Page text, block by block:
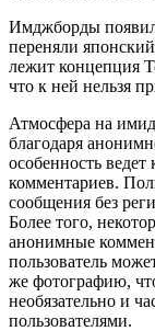
Имджборды
переняли
лежит концепция
что к ней нельзя
Атмосфера на
благодаря
особенность
комментариев.
сообщения без
Более того,
анонимные
пользователь
же фотографию,
необязательно и
пользователями.